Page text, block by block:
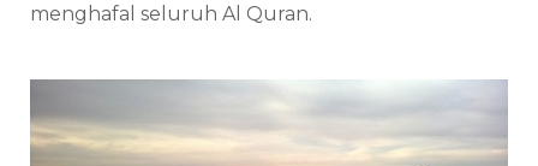
menghafal seluruh Al Quran.